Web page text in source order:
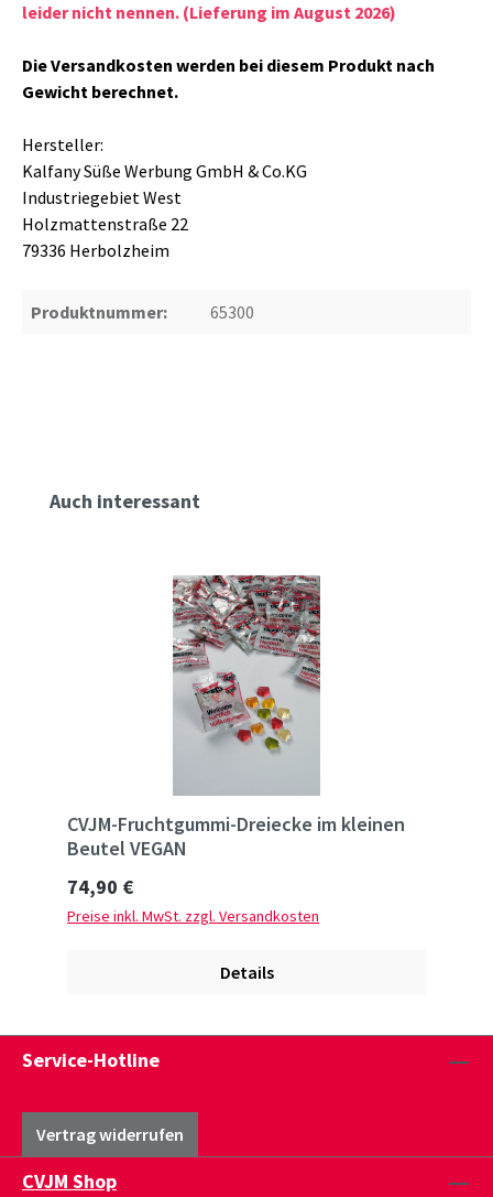
leider nicht nennen. (Lieferung im August 2026)
Die Versandkosten werden bei diesem Produkt nach
Gewicht berechnet.
Hersteller:
Kalfany Süße Werbung GmbH & Co.KG
Industriegebiet West
Holzmattenstraße 22
79336 Herbolzheim
Produktnummer: 65300
Produktgalerie überspringen
Auch interessant
CVJM-Fruchtgummi-Dreiecke im kleinen
Beutel VEGAN
Regulärer Preis:
74,90 €
Preise inkl. MwSt. zzgl. Versandkosten
Details
Service-Hotline
Vertrag widerrufen
CVJM Shop